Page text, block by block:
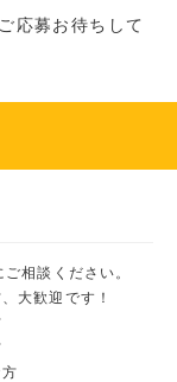
応募お待ちして
相談ください。
大歓迎です！